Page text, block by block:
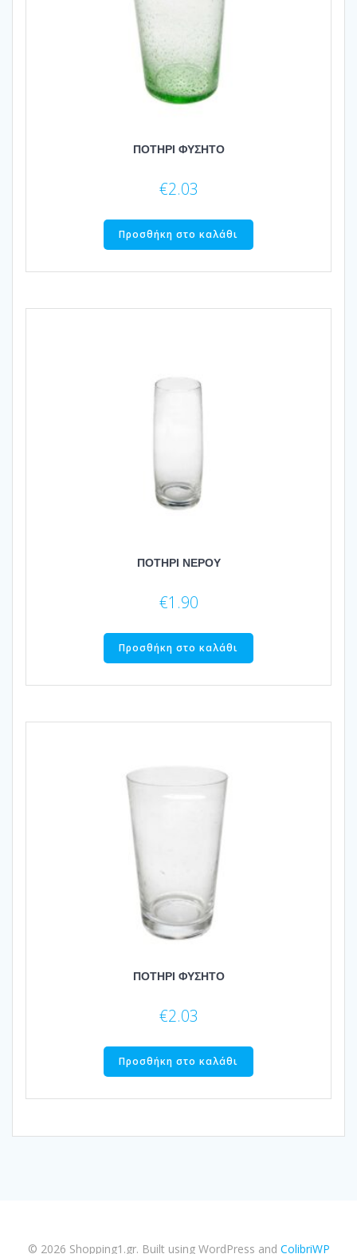
ΠΟΤΗΡΙ ΦΥΣΗΤΟ
€2.03
Προσθήκη στο καλάθι
ΠΟΤΗΡΙ ΝΕΡΟΥ
€1.90
Προσθήκη στο καλάθι
ΠΟΤΗΡΙ ΦΥΣΗΤΟ
€2.03
Προσθήκη στο καλάθι
© 2026 Shopping1.gr. Built using WordPress and ColibriWP